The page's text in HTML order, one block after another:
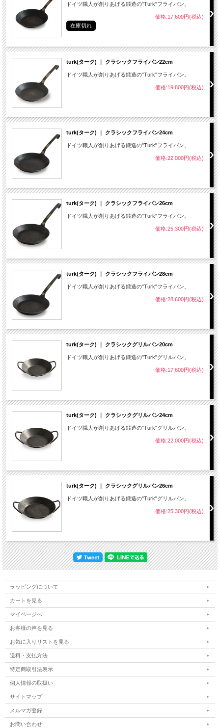
ドイツ職人が創りあげる鍛造の"Turk"フライパン。
価格:17,600円(税込)
在庫切れ
turk(ターク) ｜ クラシックフライパン22cm
ドイツ職人が創りあげる鍛造の"Turk"フライパン。
価格:19,800円(税込)
turk(ターク) ｜ クラシックフライパン24cm
ドイツ職人が創りあげる鍛造の"Turk"フライパン。
価格:22,000円(税込)
turk(ターク) ｜ クラシックフライパン26cm
ドイツ職人が創りあげる鍛造の"Turk"フライパン。
価格:25,300円(税込)
turk(ターク) ｜ クラシックフライパン28cm
ドイツ職人が創りあげる鍛造の"Turk"フライパン。
価格:28,600円(税込)
turk(ターク) ｜ クラシックグリルパン20cm
ドイツ職人が創りあげる鍛造の"Turk"グリルパン。
価格:17,600円(税込)
turk(ターク) ｜ クラシックグリルパン24cm
ドイツ職人が創りあげる鍛造の"Turk"グリルパン。
価格:22,000円(税込)
turk(ターク) ｜ クラシックグリルパン26cm
ドイツ職人が創りあげる鍛造の"Turk"グリルパン。
価格:25,300円(税込)
ラッピングについて
カートを見る
マイページへ
お客様の声を見る
お気に入りリストを見る
送料・支払方法
特定商取引法表示
個人情報の取扱い
サイトマップ
メルマガ登録
お問い合わせ